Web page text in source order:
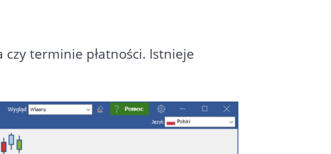
terminie płatności. Istnieje